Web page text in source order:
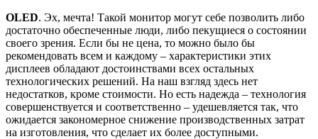
OLED. Эх, мечта! Такой монитор могут себе позволить либо
достаточно обеспеченные люди, либо пекущиеся о состоянии
своего зрения. Если бы не цена, то можно было бы
рекомендовать всем и каждому – характеристики этих
дисплеев обладают достоинствами всех остальных
технологических решений. На наш взгляд здесь нет
недостатков, кроме стоимости. Но есть надежда – технология
совершенствуется и соответственно – удешевляется так, что
ожидается закономерное снижение производственных затрат
на изготовления, что сделает их более доступными.